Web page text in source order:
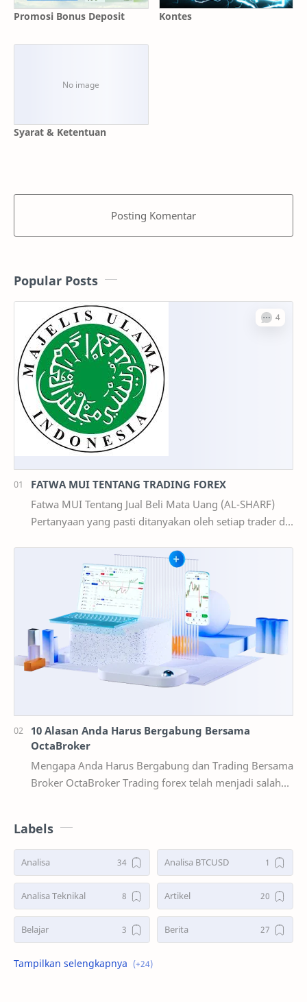
Promosi Bonus Deposit Kontes
Syarat & Ketentuan
Posting Komentar
Popular Posts
FATWA MUI TENTANG TRADING FOREX
Fatwa MUI Tentang Jual Beli Mata Uang (AL-SHARF)
Pertanyaan yang pasti ditanyakan oleh setiap trader di
10 Alasan Anda Harus Bergabung Bersama
OctaBroker
Mengapa Anda Harus Bergabung dan Trading Bersama
Broker OctaBroker Trading forex telah menjadi salah
Labels
Analisa Analisa BTCUSD
Analisa Teknikal Artikel
Belajar Berita
Bonus Deposit